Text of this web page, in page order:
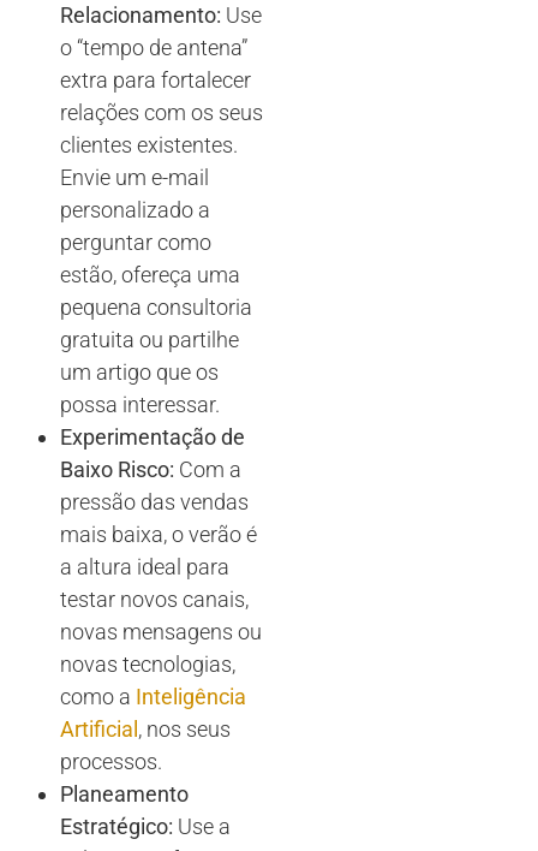
Relacionamento: Use
o “tempo de antena”
extra para fortalecer
relações com os seus
clientes existentes.
Envie um e-mail
personalizado a
perguntar como
estão, ofereça uma
pequena consultoria
gratuita ou partilhe
um artigo que os
possa interessar.
Experimentação de
Baixo Risco: Com a
pressão das vendas
mais baixa, o verão é
a altura ideal para
testar novos canais,
novas mensagens ou
novas tecnologias,
como a Inteligência
Artificial , nos seus
processos.
Planeamento
Estratégico: Use a